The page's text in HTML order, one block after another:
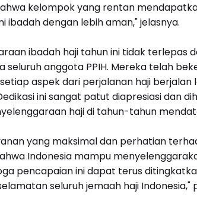
kelompok yang rentan
ibadah dengan lebih aman," jelasnya.
ibadah haji tahun ini tidak terlepas
seluruh anggota PPIH. Mereka telah
aspek dari perjalanan haji berjalan
ini sangat patut diapresiasi dan
haji di tahun-tahun
yang maksimal dan perhatian
Indonesia mampu
pencapaian ini dapat terus
seluruh jemaah haji Indonesia,"